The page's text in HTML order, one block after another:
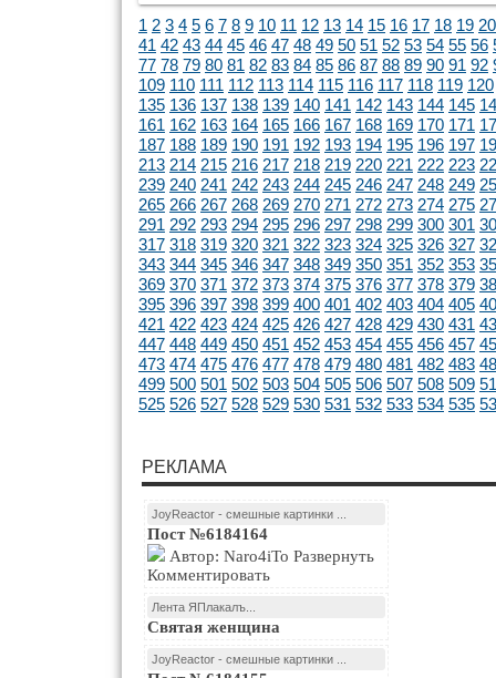
1 2 3 4 5 6 7 8 9 10 11 12 13 14 15 16 17 18 19 20
41 42 43 44 45 46 47 48 49 50 51 52 53 54 55 56
77 78 79 80 81 82 83 84 85 86 87 88 89 90 91 92
109 110 111 112 113 114 115 116 117 118 119 120
135 136 137 138 139 140 141 142 143 144 145
161 162 163 164 165 166 167 168 169 170 171
187 188 189 190 191 192 193 194 195 196 197
213 214 215 216 217 218 219 220 221 222 223
239 240 241 242 243 244 245 246 247 248 249
265 266 267 268 269 270 271 272 273 274 275
291 292 293 294 295 296 297 298 299 300 301
317 318 319 320 321 322 323 324 325 326 327
343 344 345 346 347 348 349 350 351 352 353
369 370 371 372 373 374 375 376 377 378 379
395 396 397 398 399 400 401 402 403 404 405
421 422 423 424 425 426 427 428 429 430 431
447 448 449 450 451 452 453 454 455 456 457
473 474 475 476 477 478 479 480 481 482 483
499 500 501 502 503 504 505 506 507 508 509
525 526 527 528 529 530 531 532 533 534 535
РЕКЛАМА
JoyReactor - смешные картинки ...
Пост №6184164
Комментировать
Лента ЯПлакалъ...
Святая женщина
JoyReactor - смешные картинки ...